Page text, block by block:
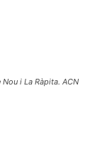
i La Ràpita. ACN